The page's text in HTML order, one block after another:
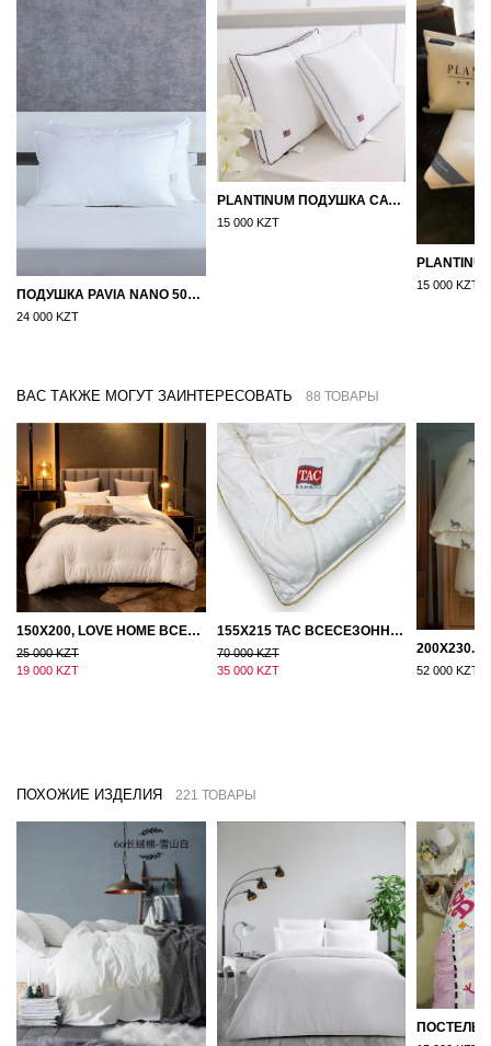
ПОДУШКА PAVIA NANO 50X70
24 000 KZT
PLANTINUM ПОДУШКА САТИН, ШЕЛК 50Х70
15 000 KZT
15 000 KZT
ВАС ТАКЖЕ МОГУТ ЗАИНТЕРЕСОВАТЬ 88 ТОВАРЫ
150Х200, LOVE HOME ВСЕСЕЗОННОЕ ОДЕЯЛО ИЗ ХЛОПКА С НАПОЛНИТЕЛЕМ МИКРОГЕЛЬ
25 000 KZT
19 000 KZT
155Х215 TAC ВСЕСЕЗОННОЕ ХЛОПКОВОЕ ОДЕЯЛО ИЗ БАМБУКОВОГО ВОЛОКНА
70 000 KZT
35 000 KZT
52 000 KZT
ПОХОЖИЕ ИЗДЕЛИЯ 221 ТОВАРЫ